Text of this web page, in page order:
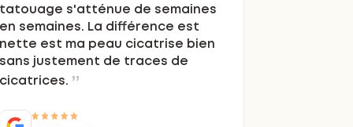
tatouage s'atténue de semaines
en semaines. La différence est
nette est ma peau cicatrise bien
sans justement de traces de
cicatrices.